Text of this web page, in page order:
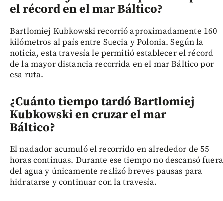
el récord en el mar Báltico?
Bartlomiej Kubkowski recorrió aproximadamente 160
kilómetros al país entre Suecia y Polonia. Según la
noticia, esta travesía le permitió establecer el récord
de la mayor distancia recorrida en el mar Báltico por
esa ruta.
¿Cuánto tiempo tardó Bartlomiej
Kubkowski en cruzar el mar
Báltico?
El nadador acumuló el recorrido en alrededor de 55
horas continuas. Durante ese tiempo no descansó fuera
del agua y únicamente realizó breves pausas para
hidratarse y continuar con la travesía.